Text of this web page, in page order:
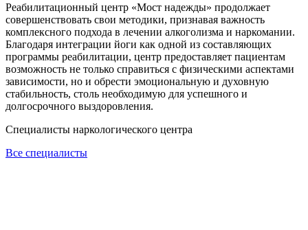
Реабилитационный центр «Мост надежды» продолжает
совершенствовать свои методики, признавая важность
комплексного подхода в лечении алкоголизма и наркомании.
Благодаря интеграции йоги как одной из составляющих
программы реабилитации, центр предоставляет пациентам
возможность не только справиться с физическими аспектами
зависимости, но и обрести эмоциональную и духовную
стабильность, столь необходимую для успешного и
долгосрочного выздоровления.
Специалисты наркологического центра
Все специалисты